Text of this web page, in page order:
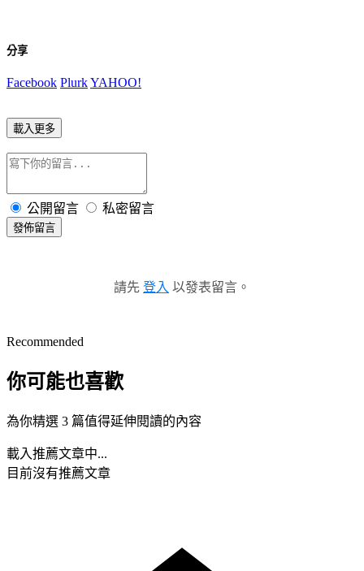
分享
Facebook PlurkYAHOO!
載入更多
公開留言 私密留言
發佈留言
請先 登入 以發表留言。
Recommended
你可能也喜歡
為你精選 3 篇值得延伸閱讀的內容
載入推薦文章中...
目前沒有推薦文章